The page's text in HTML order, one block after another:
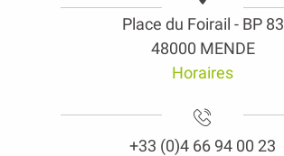
Place du Foirail - BP 83
48000 MENDE
Horaires
+33 (0)4 66 94 00 23